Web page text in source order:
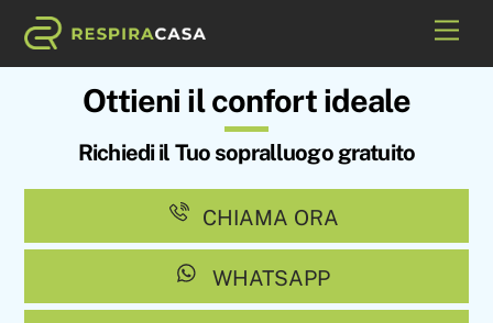
Skip
Ottieni il confort ideale
Richiedi il Tuo sopralluogo gratuito
CHIAMA ORA
WHATSAPP